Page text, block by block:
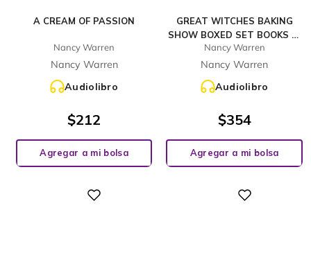
A CREAM OF PASSION
Nancy Warren
Nancy Warren
Audiolibro
$212
Agregar a mi bolsa
GREAT WITCHES BAKING
SHOW BOXED SET BOOKS 4-
6 (INCLUDES BONUS
NOVELLA)
Nancy Warren
Nancy Warren
Audiolibro
$354
Agregar a mi bolsa